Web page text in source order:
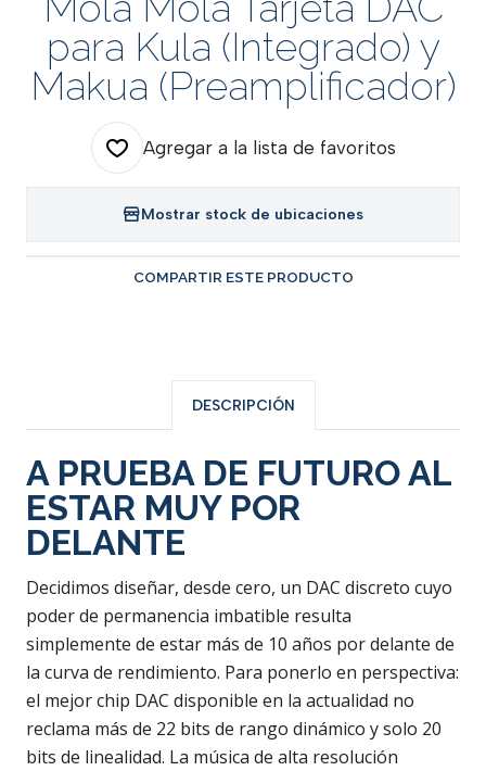
para Kula (Integrado) y
Makua (Preamplificador)
Agregar a la lista de favoritos
Mostrar stock de ubicaciones
COMPARTIR ESTE PRODUCTO
DESCRIPCIÓN
A PRUEBA DE FUTURO AL
ESTAR MUY POR
DELANTE
Decidimos diseñar, desde cero, un DAC discreto cuyo
poder de permanencia imbatible resulta
simplemente de estar más de 10 años por delante de
la curva de rendimiento. Para ponerlo en perspectiva:
el mejor chip DAC disponible en la actualidad no
reclama más de 22 bits de rango dinámico y solo 20
bits de linealidad. La música de alta resolución